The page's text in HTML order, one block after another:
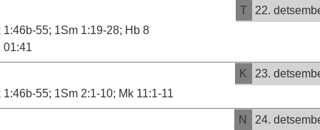
T
22.
1:46b-55; 1Sm 1:19-28; Hb 8
01:41
K
23.
1:46b-55; 1Sm 2:1-10; Mk 11:1-11
N
24.